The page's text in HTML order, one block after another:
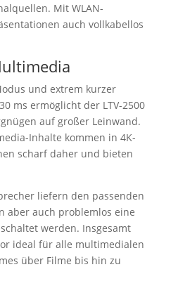
Mit WLAN-
auch vollkabellos
und extrem kurzer
ms ermöglicht der LTV-2500
auf großer Leinwand.
Inhalte kommen in 4K-
scharf daher und bieten
liefern den passenden
aber auch problemlos eine
werden. Insgesamt
ideal für alle multimedialen
über Filme bis hin zu